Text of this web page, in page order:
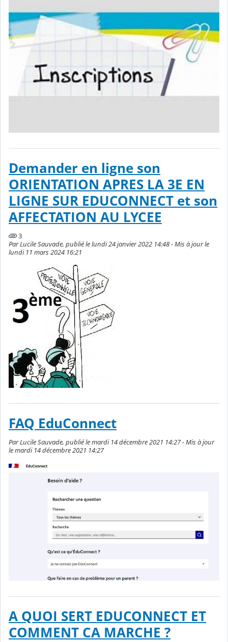
Demander en ligne son
ORIENTATION APRES LA 3E EN
LIGNE SUR EDUCONNECT et son
AFFECTATION AU LYCEE
3
Par Lucile Sauvade, publié le lundi 24 janvier 2022 14:48 - Mis à jour le
lundi 11 mars 2024 16:21
FAQ EduConnect
Par Lucile Sauvade, publié le mardi 14 décembre 2021 14:27 - Mis à jour
le mardi 14 décembre 2021 14:27
A QUOI SERT EDUCONNECT ET
COMMENT CA MARCHE ?